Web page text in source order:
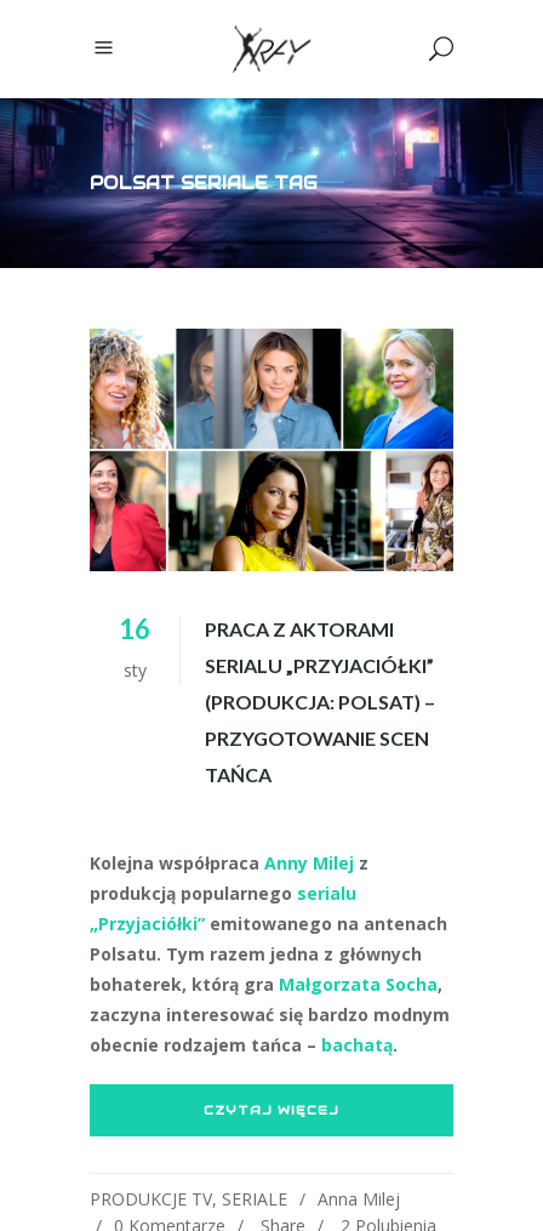
POLSAT SERIALE TAG
16
sty
PRACA Z AKTORAMI
SERIALU „PRZYJACIÓŁKI”
(PRODUKCJA: POLSAT) –
PRZYGOTOWANIE SCEN
TAŃCA
Kolejna współpraca Anny Milej z
produkcją popularnego serialu
„Przyjaciółki” emitowanego na antenach
Polsatu. Tym razem jedna z głównych
bohaterek, którą gra Małgorzata Socha,
zaczyna interesować się bardzo modnym
obecnie rodzajem tańca – bachatą.
CZYTAJ WIĘCEJ
PRODUKCJE TV, SERIALE
Anna Milej
0 Komentarze
Share 2 Polubienia